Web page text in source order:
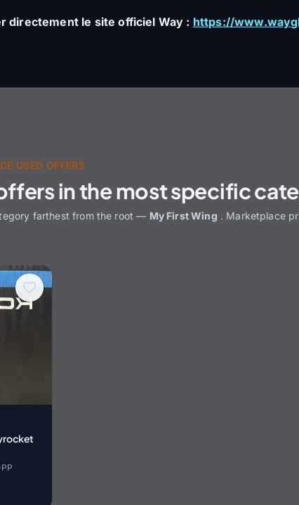
directement le site officiel Way : https://
USED OFFERS
in the most specific
farthest from the root — My First Wing . Marketplace